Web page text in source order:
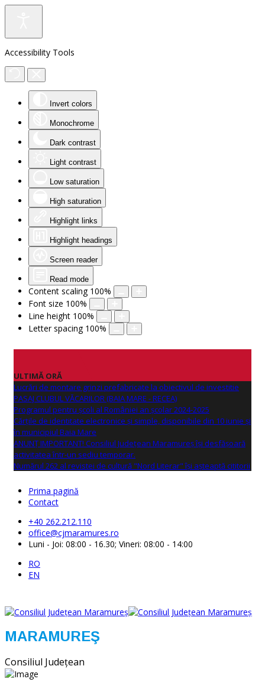
Accessibility Tools
Invert colors
Monochrome
Dark contrast
Light contrast
Low saturation
High saturation
Highlight links
Highlight headings
Screen reader
Read mode
Content scaling 100%
Font size 100%
Line height 100%
Letter spacing 100%
ULTIMĂ ORĂ
Lucrări de montare grinzi prefabricate la obiectivul de investitie
PASAJ CLUBUL VĂCARILOR (BAIA MARE - RECEA)
Programul pentru școli al României an școlar 2024-2025
Cărțile de identitate electronice și simple, disponibile din 10 iunie și
în municipiul Baia Mare
ANUNŢ IMPORTANT! Consiliul Județean Maramureș își desfășoară
activitatea într-un sediu temporar.
Numărul 262 al revistei de cultură "Nord Literar" își așteaptă cititorii
Prima pagină
Contact
+40 262.212.110
office@cjmaramures.ro
Luni - Joi: 08:00 - 16.30; Vineri: 08:00 - 14:00
RO
EN
MARAMUREŞ
Consiliul Judeţean